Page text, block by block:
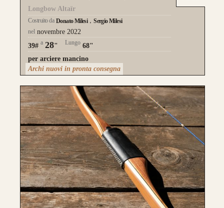
Longbow Altaïr
Costruito da Donato Milesi
Sergio Milesi
nel novembre 2022
39# a 28" Lungo 68"
per arciere mancino
Archi nuovi in pronta consegna